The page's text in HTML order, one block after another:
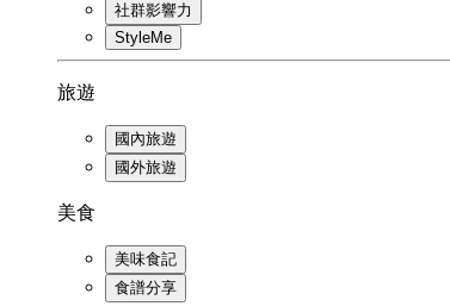
社群影響力
StyleMe
旅遊
國內旅遊
國外旅遊
美食
美味食記
食譜分享